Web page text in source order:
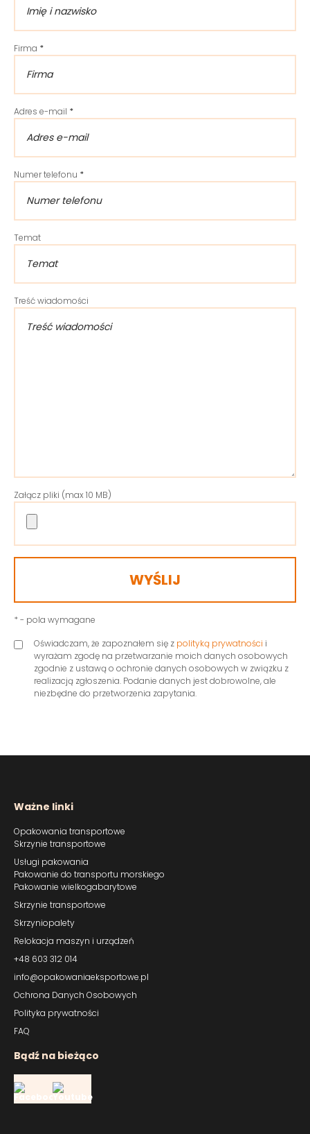
Firma *
Adres e-mail *
Numer telefonu *
Temat
Treść wiadomości
Załącz pliki (max 10 MB)
* - pola wymagane
Oświadczam, że zapoznałem się z polityką prywatności i
wyrażam zgodę na przetwarzanie moich danych osobowych
zgodnie z ustawą o ochronie danych osobowych w związku z
realizacją zgłoszenia. Podanie danych jest dobrowolne, ale
niezbędne do przetworzenia zapytania.
Ważne linki
Opakowania transportowe
Skrzynie transportowe
Usługi pakowania
Pakowanie do transportu morskiego
Pakowanie wielkogabarytowe
Skrzynie transportowe
Skrzyniopalety
Relokacja maszyn i urządzeń
+48 603 312 014
info@opakowaniaeksportowe.pl
Ochrona Danych Osobowych
Polityka prywatności
FAQ
Bądź na bieżąco